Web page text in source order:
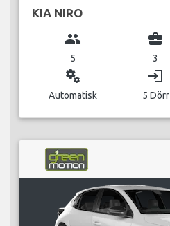
KIA NIRO
group
5
business_center
3
miscellaneous_services
Automatisk
login
5 Dörr